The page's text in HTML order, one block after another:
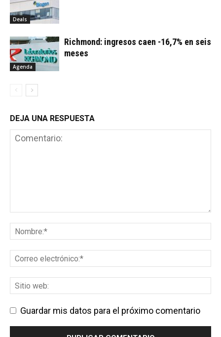
Deals
Agenda
Richmond: ingresos caen -16,7% en seis
meses
DEJA UNA RESPUESTA
Guardar mis datos para el próximo comentario